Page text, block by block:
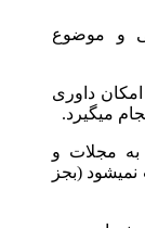
و موضوع
داوری
میگیرد.
به مجلات و
نمیشود (بجز